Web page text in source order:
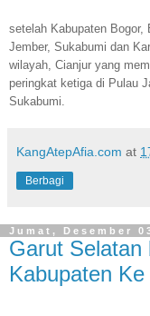
setelah Kabupaten Bogor,
Jember, Sukabumi dan
wilayah, Cianjur yang
peringkat ketiga di Pulau
Sukabumi.
KangAtepAfia.com at
Berbagi
Jumat, Desember
Garut Selatan
Kabupaten